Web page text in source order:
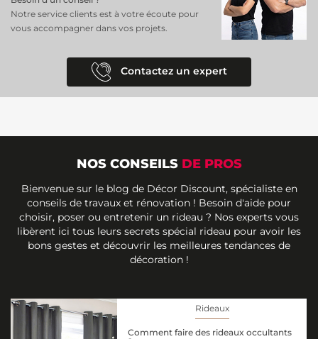
Notre service clients est à votre écoute pour
vous accompagner dans vos projets.
Contactez un expert
NOS CONSEILS DE PROS
Bienvenue sur le blog de Décor Discount, spécialiste en
conseils de travaux et rénovation ! Besoin d'aide pour
choisir, poser ou entretenir un rideau ? Nos experts vous
libèrent ici tous leurs secrets spécial rideau pour avoir les
bons gestes et découvrir les meilleures tendances de
décoration !
Rideaux
Comment faire des rideaux occultants